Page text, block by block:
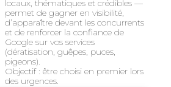
locaux, thématiques et crédibles —
permet de gagner en visibilité,
d’apparaître devant les concurrents
et de renforcer la confiance de
Google sur vos services
(dératisation, guêpes, puces,
pigeons).
Objectif : être choisi en premier lors
des urgences.